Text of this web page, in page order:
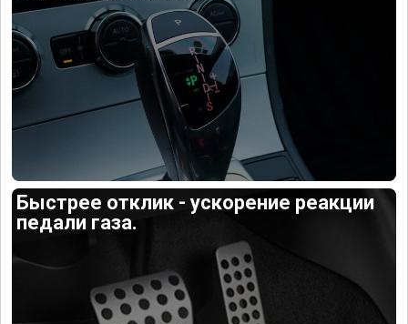
Быстрее отклик - ускорение реакции
педали газа.